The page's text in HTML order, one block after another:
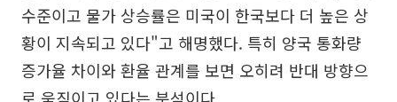
수준이고 물가 상승률은 미국이 한국보다 더 높은 상
황이 지속되고 있다"고 해명했다. 특히 양국 통화량
증가율 차이와 환율 관계를 보면 오히려 반대 방향으
로 움직이고 있다는 분석이다.